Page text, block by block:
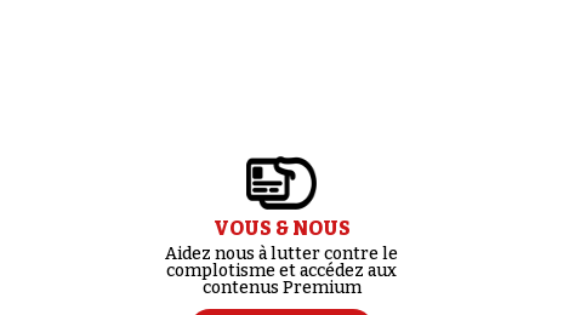
VOUS & NOUS
Aidez nous à lutter contre le
complotisme et accédez aux
contenus Premium